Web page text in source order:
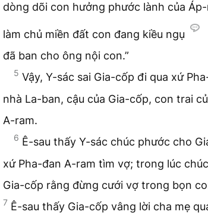
dòng dõi con hưởng phước lành của
làm chủ miền đất con đang kiều ngụ
đã ban cho ông nội con.”
5 Vậy, Y-sác sai Gia-cốp đi qua xứ
nhà La-ban, cậu của Gia-cốp, con trai
A-ram.
6 Ê-sau thấy Y-sác chúc phước cho
xứ Pha-đan A-ram tìm vợ; trong lúc
Gia-cốp rằng đừng cưới vợ trong bọn
7 Ê-sau thấy Gia-cốp vâng lời cha mẹ